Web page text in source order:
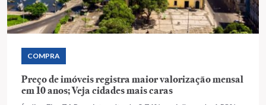
COMPRA
Preço de imóveis registra maior valorização mensal
em 10 anos; Veja cidades mais caras